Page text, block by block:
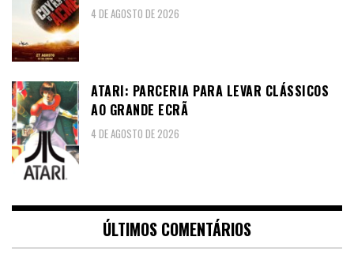
4 DE AGOSTO DE 2026
ATARI: PARCERIA PARA LEVAR CLÁSSICOS
AO GRANDE ECRÃ
4 DE AGOSTO DE 2026
ÚLTIMOS COMENTÁRIOS